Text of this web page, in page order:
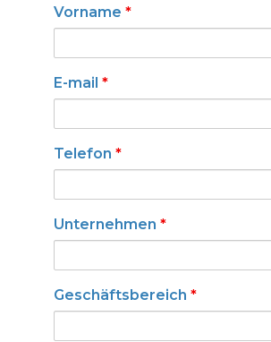
Vorname *
E-mail *
Telefon *
Unternehmen *
Geschäftsbereich *